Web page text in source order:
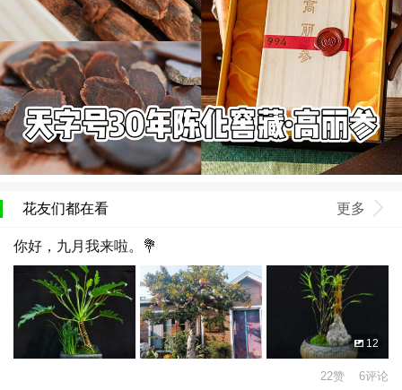
花友们都在看 更多
你好，九月我来啦。💐
12
22赞 6评论